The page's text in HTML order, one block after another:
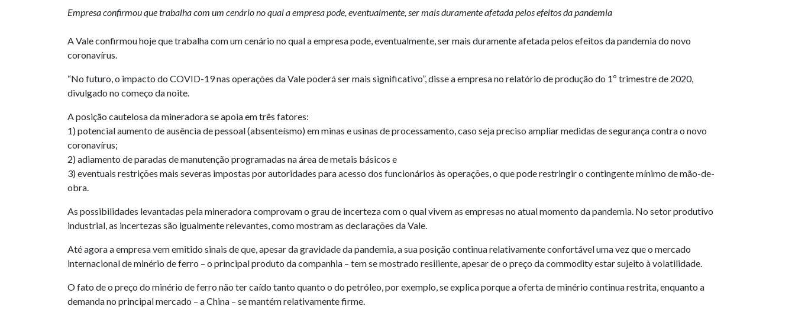
Empresa confirmou que trabalha com um cenário no qual a empresa pode, eventualmente, ser mais duramente afetada pelos efeitos da pandemia
A Vale confirmou hoje que trabalha com um cenário no qual a empresa pode, eventualmente, ser mais duramente afetada pelos efeitos da pandemia do novo
coronavírus.
“No futuro, o impacto do COVID-19 nas operações da Vale poderá ser mais significativo”, disse a empresa no relatório de produção do 1º trimestre de 2020,
divulgado no começo da noite.
A posição cautelosa da mineradora se apoia em três fatores:
1) potencial aumento de ausência de pessoal (absenteísmo) em minas e usinas de processamento, caso seja preciso ampliar medidas de segurança contra o novo
coronavírus;
2) adiamento de paradas de manutenção programadas na área de metais básicos e
3) eventuais restrições mais severas impostas por autoridades para acesso dos funcionários às operações, o que pode restringir o contingente mínimo de mão-de-
obra.
As possibilidades levantadas pela mineradora comprovam o grau de incerteza com o qual vivem as empresas no atual momento da pandemia. No setor produtivo
industrial, as incertezas são igualmente relevantes, como mostram as declarações da Vale.
Até agora a empresa vem emitido sinais de que, apesar da gravidade da pandemia, a sua posição continua relativamente confortável uma vez que o mercado
internacional de minério de ferro – o principal produto da companhia – tem se mostrado resiliente, apesar de o preço da commodity estar sujeito à volatilidade.
O fato de o preço do minério de ferro não ter caído tanto quanto o do petróleo, por exemplo, se explica porque a oferta de minério continua restrita, enquanto a
demanda no principal mercado – a China – se mantém relativamente firme.